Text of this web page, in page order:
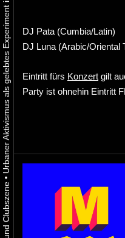
•
DJ Pata (Cumbia/Latin)
DJ Luna (Arabic/Oriental
Eintritt fürs Konzert gilt
Party ist ohnehin Eintritt